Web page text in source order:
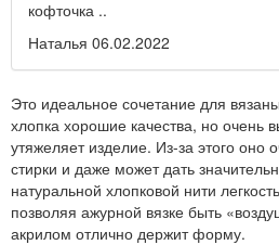
кофточка ..
Наталья 06.02.2022
Это идеальное сочетание для
хлопка хорошие качества, но очень
утяжеляет изделие. Из-за этого оно
стирки и даже может дать
натуральной хлопковой нити
позволяя ажурной вязке быть
акрилом отлично держит форму.